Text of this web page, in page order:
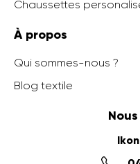
Chaussettes
À propos
Qui sommes-nous ?
Blog textile